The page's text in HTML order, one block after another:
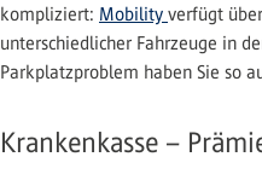
kompliziert: Mobility verfügt
unterschiedlicher Fahrzeuge in
Parkplatzproblem haben Sie so
Krankenkasse –